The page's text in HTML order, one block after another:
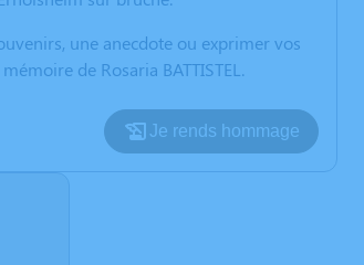
une anecdote ou exprimer vos
de Rosaria BATTISTEL.
Je rends hommage